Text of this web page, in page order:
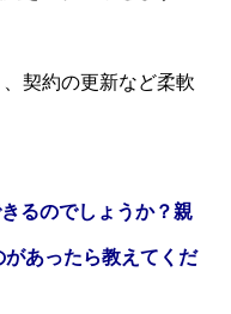
契約の更新など柔軟
るのでしょうか？親
あったら教えてくだ